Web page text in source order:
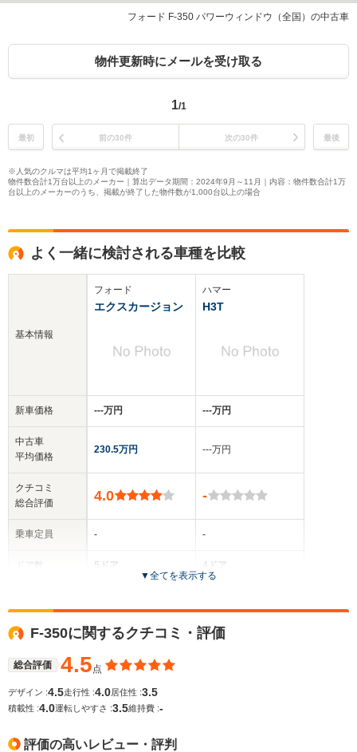
フォード F-350 パワーウィンドウ（全国）の中古車
物件更新時にメールを受け取る
1/1
最初 前の30件 次の30件 最後
※人気のクルマは平均1ヶ月で掲載終了
物件数合計1万台以上のメーカー｜算出データ期間：2024年9月～11月｜内容：物件数合計1万
台以上のメーカーのうち、掲載が終了した物件数が1,000台以上の場合
よく一緒に検討される車種を比較
基本情報
新車価格
中古車
平均価格
クチコミ
総合評価
乗車定員
ドア数
サイズ
フォード
エクスカージョン
‐‐‐万円
230.5万円
4.0
-
5ドア
全高
-m
-m
ハマー
H3T
‐‐‐万円
‐‐‐万円
-
-
4ドア
全高
▼全てを表示する
F-350に関するクチコミ・評価
総合評価 4.5点
デザイン :4.5走行性 :4.0居住性 :3.5
積載性 :4.0運転しやすさ :3.5維持費 :-
評価の高いレビュー・評判